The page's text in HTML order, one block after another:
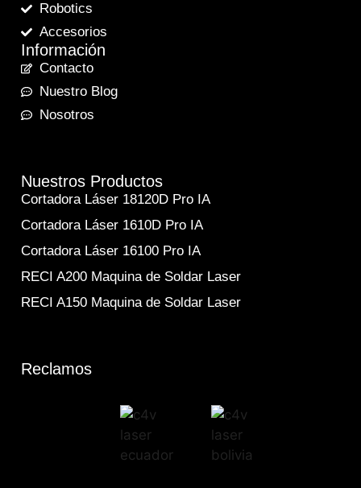
Robotics
Accesorios
Información
Contacto
Nuestro Blog
Nosotros
Nuestros Productos
Cortadora Láser 18120D Pro IA
Cortadora Láser 1610D Pro IA
Cortadora Láser 16100 Pro IA
RECI A200 Maquina de Soldar Laser
RECI A150 Maquina de Soldar Laser
Reclamos